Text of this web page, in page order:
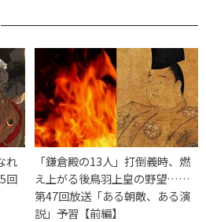
れ
回
「鎌倉殿の13人」打倒義時、燃
え上がる後鳥羽上皇の野望……
第47回放送「ある朝敵、ある演
説」予習【前編】